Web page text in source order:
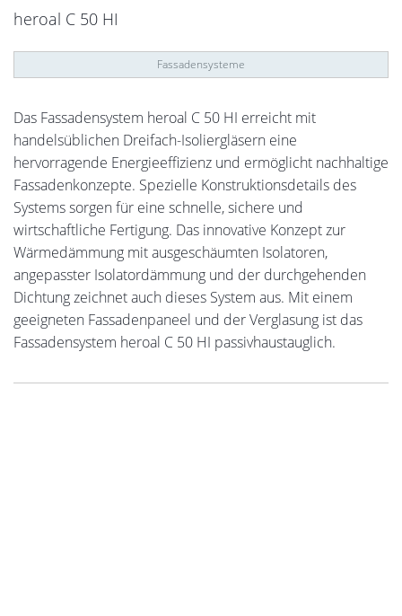
heroal C 50 HI
Fassadensysteme
Das Fassadensystem heroal C 50 HI erreicht mit
handelsüblichen Dreifach-Isoliergläsern eine
hervorragende Energieeffizienz und ermöglicht nachhaltige
Fassadenkonzepte. Spezielle Konstruktionsdetails des
Systems sorgen für eine schnelle, sichere und
wirtschaftliche Fertigung. Das innovative Konzept zur
Wärmedämmung mit ausgeschäumten Isolatoren,
angepasster Isolatordämmung und der durchgehenden
Dichtung zeichnet auch dieses System aus. Mit einem
geeigneten Fassadenpaneel und der Verglasung ist das
Fassadensystem heroal C 50 HI passivhaustauglich.